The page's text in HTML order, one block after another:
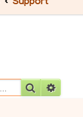
Rechercher